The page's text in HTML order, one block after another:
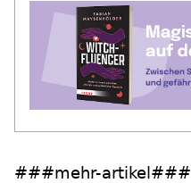
###mehr-artikel###